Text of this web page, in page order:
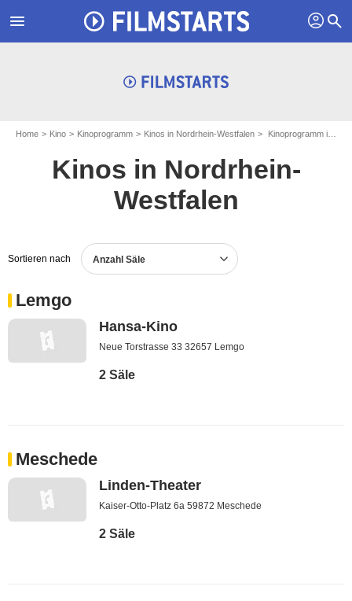
menu profil search
Home Kino Kinoprogramm Kinos in Nordrhein-Westfalen Kinoprogramm in Nordrhein-Westfalen - Seite 8
Kinos in Nordrhein-
Westfalen
Sortieren nach Anzahl Säle
Lemgo
Hansa-Kino
Neue Torstrasse 33 32657 Lemgo
2 Säle
Meschede
Linden-Theater
Kaiser-Otto-Platz 6a 59872 Meschede
2 Säle